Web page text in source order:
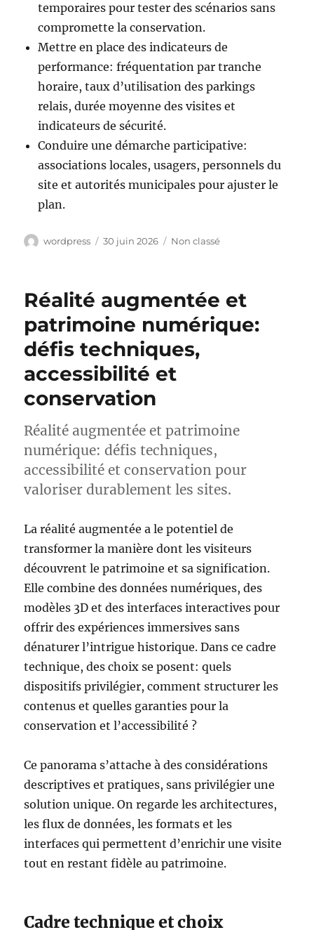
temporaires pour tester des scénarios sans
compromette la conservation.
Mettre en place des indicateurs de
performance: fréquentation par tranche
horaire, taux d’utilisation des parkings
relais, durée moyenne des visites et
indicateurs de sécurité.
Conduire une démarche participative:
associations locales, usagers, personnels du
site et autorités municipales pour ajuster le
plan.
Auteur
wordpress
Publié
30 juin 2026 Catégories
Non classé
Réalité augmentée et
patrimoine numérique:
défis techniques,
accessibilité et
conservation
Réalité augmentée et patrimoine
numérique: défis techniques,
accessibilité et conservation pour
valoriser durablement les sites.
La réalité augmentée a le potentiel de
transformer la manière dont les visiteurs
découvrent le patrimoine et sa signification.
Elle combine des données numériques, des
modèles 3D et des interfaces interactives pour
offrir des expériences immersives sans
dénaturer l’intrigue historique. Dans ce cadre
technique, des choix se posent: quels
dispositifs privilégier, comment structurer les
contenus et quelles garanties pour la
conservation et l’accessibilité ?
Ce panorama s’attache à des considérations
descriptives et pratiques, sans privilégier une
solution unique. On regarde les architectures,
les flux de données, les formats et les
interfaces qui permettent d’enrichir une visite
tout en restant fidèle au patrimoine.
Cadre technique et choix